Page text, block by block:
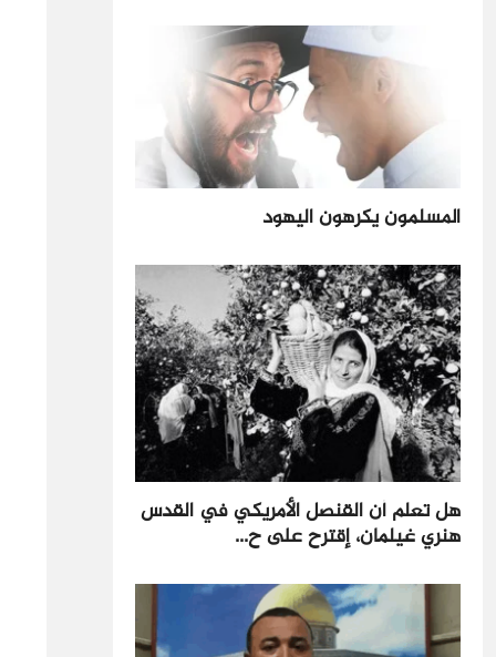
المسلمون يكرهون اليهود
هل تعلم أن القنصل الأمريكي في القدس
هنري غيلمان، إقترح على ح...